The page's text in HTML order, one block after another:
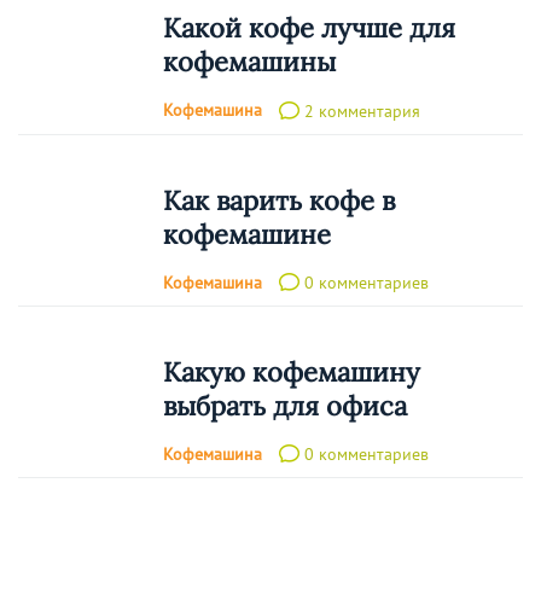
Какой кофе лучше для
кофемашины
Кофемашина 2 комментария
Как варить кофе в
кофемашине
Кофемашина 0 комментариев
Какую кофемашину
выбрать для офиса
Кофемашина 0 комментариев